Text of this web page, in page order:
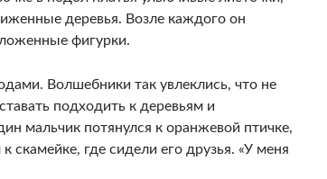
деревья. Возле каждого он
фигурки.
Волшебники так увлеклись, что не
подходить к деревьям и
мальчик потянулся к оранжевой птичке,
скамейке, где сидели его друзья. «У меня